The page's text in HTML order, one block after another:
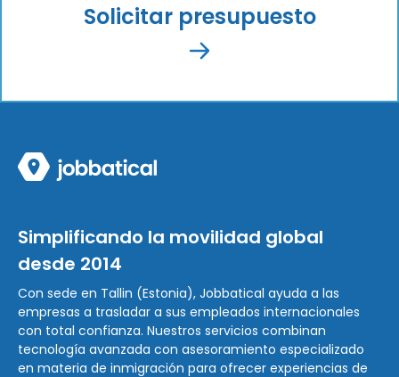
Solicitar presupuesto
Simplificando la movilidad global
desde 2014
Con sede en Tallin (Estonia), Jobbatical ayuda a las
empresas a trasladar a sus empleados internacionales
con total confianza. Nuestros servicios combinan
tecnología avanzada con asesoramiento especializado
en materia de inmigración para ofrecer experiencias de